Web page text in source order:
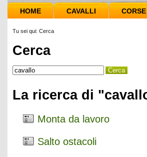
HOME CAVALLI CORSE
Tu sei qui: Cerca
Cerca
La ricerca di
Monta da lavoro
Salto ostacoli